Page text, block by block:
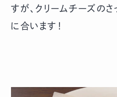
すが、クリームチーズの
に合います！